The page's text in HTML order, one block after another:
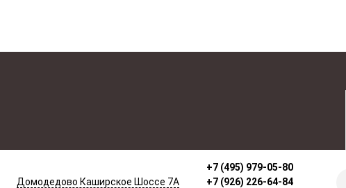
Домодедово Каширское Шоссе 7А
+7 (495) 979-05-80
+7 (926) 226-64-84